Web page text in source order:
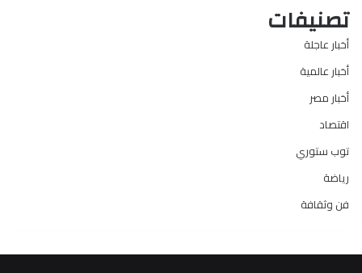
تصنيفات
أخبار عاجلة
أخبار عالمية
أخبار مصر
اقتصاد
توب ستوري
رياضة
فن وثقافة